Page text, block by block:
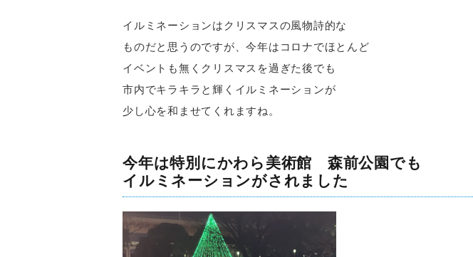
イルミネーションはクリスマスの風物詩的な
ものだと思うのですが、今年はコロナでほとんど
イベントも無くクリスマスを過ぎた後でも
市内でキラキラと輝くイルミネーションが
少し心を和ませてくれますね。
今年は特別にかわら美術館 森前公園でも
イルミネーションがされました